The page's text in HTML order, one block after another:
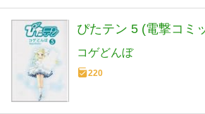
ぴたテン 5 (電撃コミ
コゲどんぼ
220